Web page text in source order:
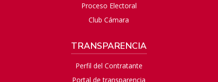
Proceso Electoral
Club Cámara
TRANSPARENCIA
Perfil del Contratante
Portal de transparencia